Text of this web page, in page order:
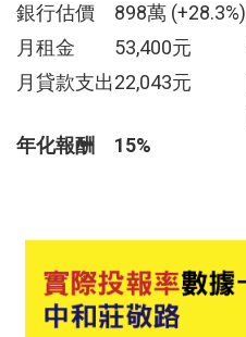
銀行估價
898萬 (+28.3%)
月租金
53,400元
月貸款支出22,043元
年化報酬 15%